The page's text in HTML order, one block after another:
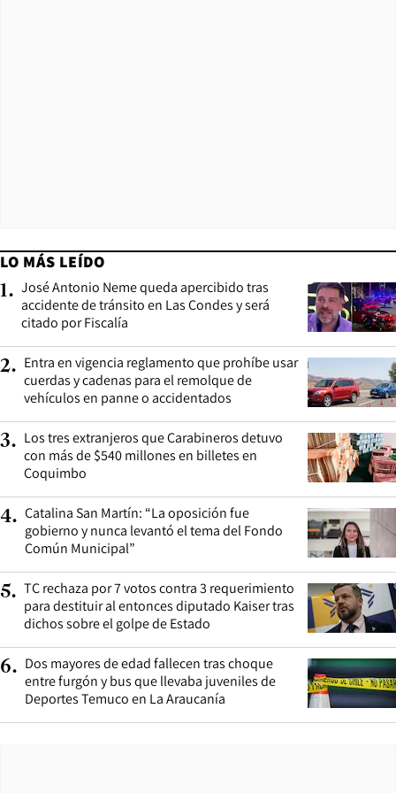
LO MÁS LEÍDO
1. José Antonio Neme queda apercibido tras
accidente de tránsito en Las Condes y será
citado por Fiscalía
2. Entra en vigencia reglamento que prohíbe usar
cuerdas y cadenas para el remolque de
vehículos en panne o accidentados
3. Los tres extranjeros que Carabineros detuvo
con más de $540 millones en billetes en
Coquimbo
4. Catalina San Martín: “La oposición fue
gobierno y nunca levantó el tema del Fondo
Común Municipal”
5. TC rechaza por 7 votos contra 3 requerimiento
para destituir al entonces diputado Kaiser tras
dichos sobre el golpe de Estado
6. Dos mayores de edad fallecen tras choque
entre furgón y bus que llevaba juveniles de
Deportes Temuco en La Araucanía